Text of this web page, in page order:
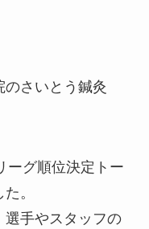
さいとう鍼灸
グ順位決定トー
。
選手やスタッフの